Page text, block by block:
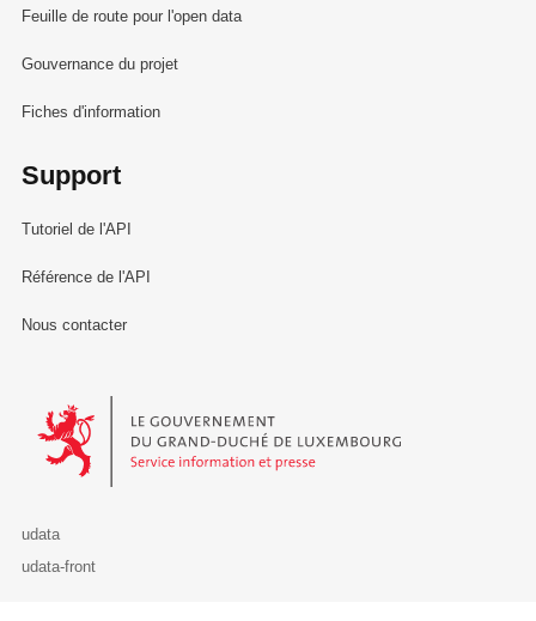
Feuille de route pour l'open data
Gouvernance du projet
Fiches d'information
Support
Tutoriel de l'API
Référence de l'API
Nous contacter
Le Gouvernement du Grand-Duché de Luxembourg - Service
udata
udata-front